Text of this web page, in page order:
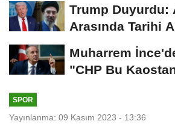
Trump Duyurdu:
Arasında Tarihi
Muharrem
"CHP Bu
SPOR
Yayınlanma: 09 Kasım 2023 - 13:36